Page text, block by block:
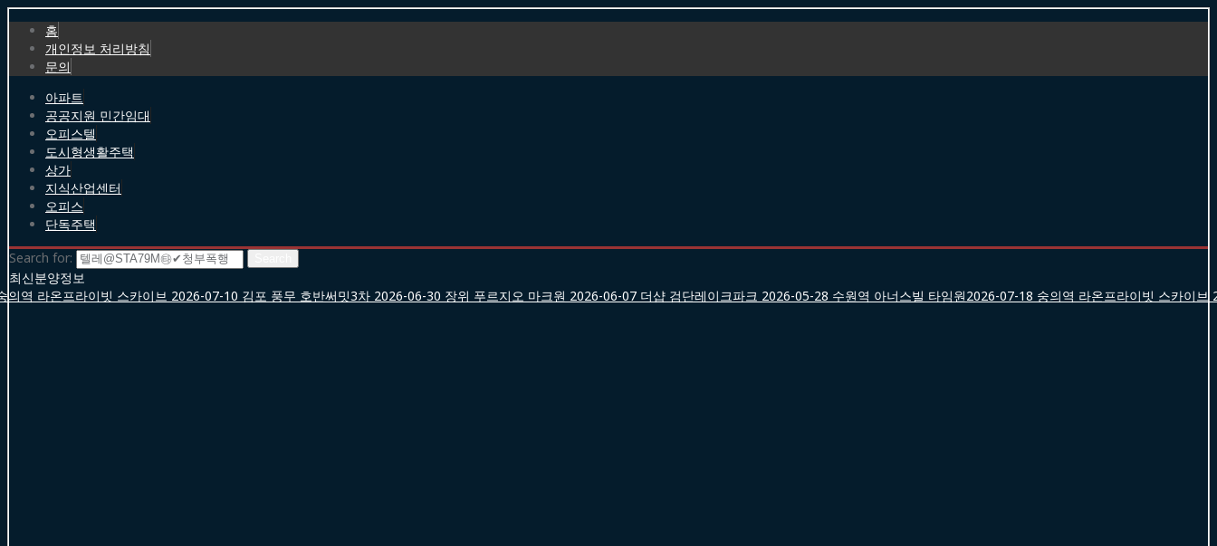
홈
개인정보 처리방침
문의
아파트
공공지원 민간임대
오피스텔
도시형생활주택
상가
지식산업센터
오피스
단독주택
Search for:
최신분양정보
의역 라온프라이빗 스카이브 2026-07-10 김포 풍무 호반써밋3차 2026-06-30 장위 푸르지오 마크원 2026-06-07 더샵 검단레이크파크 2026-05-28 수원역 아너스빌 타임원2026-07-18 숭의역 라온프라이빗 스카이브